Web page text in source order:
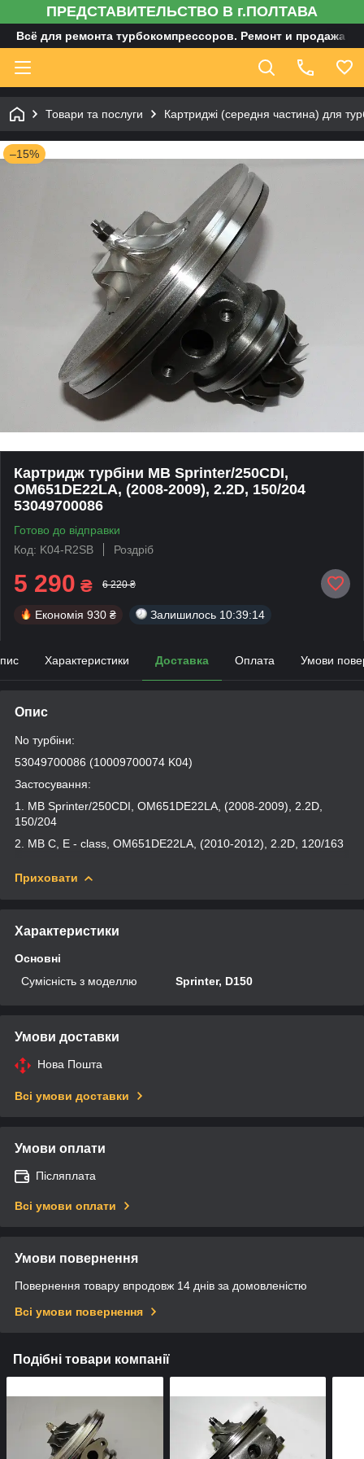
ПРЕДСТАВИТЕЛЬСТВО В г.ПОЛТАВА
Всё для ремонта турбокомпрессоров. Ремонт и продажа
Товари та послуги Картриджі (середня частина) для
–15%
Картридж турбіни MB Sprinter/250CDI,
OM651DE22LA, (2008-2009), 2.2D, 150/204
53049700086
Готово до відправки
Код: K04-R2SB
Роздріб
5 290 ₴ 6 220 ₴
Економія 930 ₴ Залишилось 10:39:14
Характеристики Доставка Оплата Умови
Опис
No турбіни:
53049700086 (10009700074 K04)
Застосування:
1. MB Sprinter/250CDI, OM651DE22LA, (2008-2009), 2.2D,
150/204
2. MB C, E - class, OM651DE22LA, (2010-2012), 2.2D, 120/163
Приховати
Характеристики
Основні
Сумісність з моделлю
Sprinter, D150
Умови доставки
Нова Пошта
Всі умови доставки
Умови оплати
Післяплата
Всі умови оплати
Умови повернення
Повернення товару впродовж 14 днів за домовленістю
Всі умови повернення
Подібні товари компанії